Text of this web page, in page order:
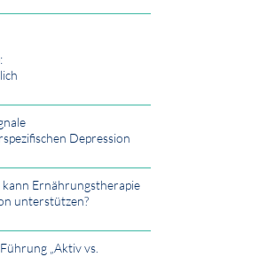
Depression
Ernährungstherapie
unterstützen?
„Aktiv vs.